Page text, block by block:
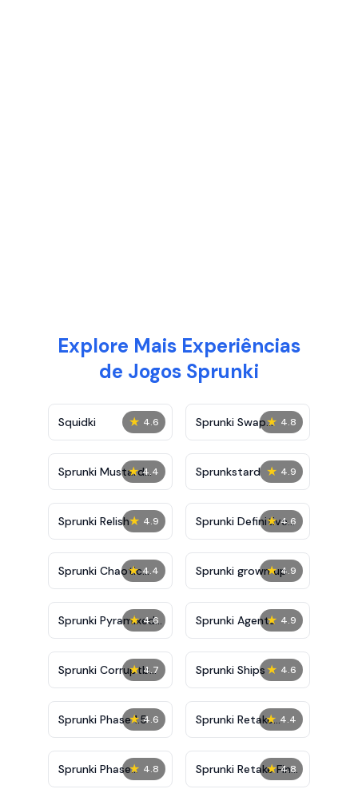
Explore Mais Experiências
de Jogos Sprunki
★ 4.6
Squidki ★ 4.8
Sprunki Swap
Showcase
★ 4.4
Sprunki Mustard
Phase 2
★ 4.9
Sprunkstard
★ 4.9
Sprunki Relish ★ 4.6
Sprunki Definitive
Phase 7
★ 4.4
Sprunki Chaotic
Good
★ 4.9
Sprunki grown up
★ 4.6
Sprunki Pyramixed
0.9
★ 4.9
Sprunki Agents
★ 4.7
Sprunki Corruptbox
5
★ 4.6
Sprunki Ships
★ 4.6
Sprunki Phase 1.5 ★ 4.4
Sprunki Retake
Bonus
★ 4.8
Sprunki Phase
10000
★ 4.8
Sprunki Retake Final
Update